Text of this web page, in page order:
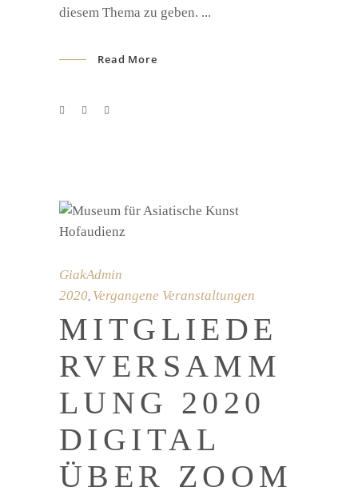
diesem Thema zu geben.
Read More
GiakAdmin
2020 Vergangene Veranstaltungen
MITGLIEDE
RVERSAMM
LUNG 2020
DIGITAL
ÜBER ZOOM